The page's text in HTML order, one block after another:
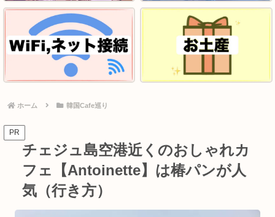
ホーム 韓国Cafe巡り
PR
チェジュ島空港近くのおしゃれカ
フェ【Antoinette】は椿パンが人
気（行き方）